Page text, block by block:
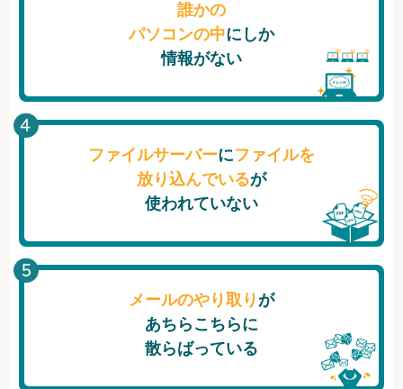
誰かの
パソコンの中にしか
情報がない
ファイルサーバーにファイルを
放り込んでいるが
使われていない
メールのやり取り が
あちらこちらに
散らばっている